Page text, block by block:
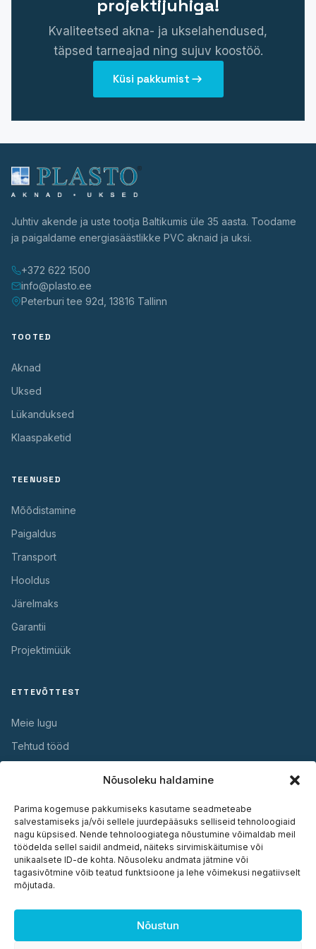
Nõusoleku haldamine
Parima kogemuse pakkumiseks kasutame seadmeteabe
salvestamiseks ja/või sellele juurdepääsuks selliseid tehnoloogiaid
nagu küpsised. Nende tehnoloogiatega nõustumine võimaldab meil
töödelda sellel saidil andmeid, näiteks sirvimiskäitumise või
unikaalsete ID-de kohta. Nõusoleku andmata jätmine või
tagasivõtmine võib teatud funktsioone ja lehe võimekusi negatiivselt
mõjutada.
Nõustun
projektijuhiga!
Kvaliteetsed akna- ja ukselahendused,
täpsed tarneajad ning sujuv koostöö.
Küsi pakkumist
Juhtiv akende ja uste tootja Baltikumis üle 35 aasta. Toodame
ja paigaldame energiasäästlikke PVC aknaid ja uksi.
+372 622 1500
info@plasto.ee
Peterburi tee 92d, 13816 Tallinn
TOOTED
Aknad
Uksed
Lükanduksed
Klaaspaketid
TEENUSED
Mõõdistamine
Paigaldus
Transport
Hooldus
Järelmaks
Garantii
Projektimüük
ETTEVÕTTEST
Meie lugu
Tehtud tööd
KASULIK
Garantii
Hooldus
Paigaldus
Dokumendid